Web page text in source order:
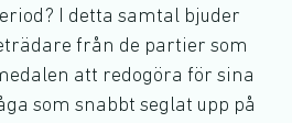
I detta samtal bjuder
från de partier som
att redogöra för sina
som snabbt seglat upp på